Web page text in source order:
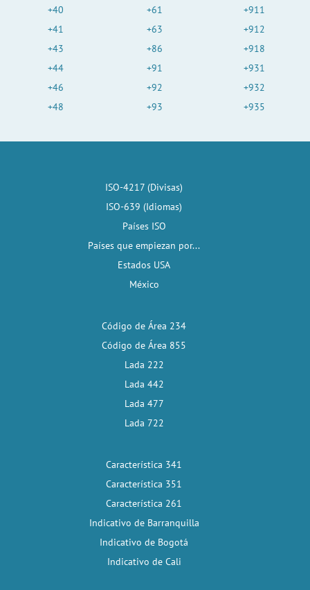
+40
+41
+43
+44
+46
+48
+61
+63
+86
+91
+92
+93
+911
+912
+918
+931
+932
+935
ISO-4217 (Divisas)
ISO-639 (Idiomas)
Países ISO
Países que empiezan por...
Estados USA
México
Código de Área 234
Código de Área 855
Lada 222
Lada 442
Lada 477
Lada 722
Característica 341
Característica 351
Característica 261
Indicativo de Barranquilla
Indicativo de Bogotá
Indicativo de Cali